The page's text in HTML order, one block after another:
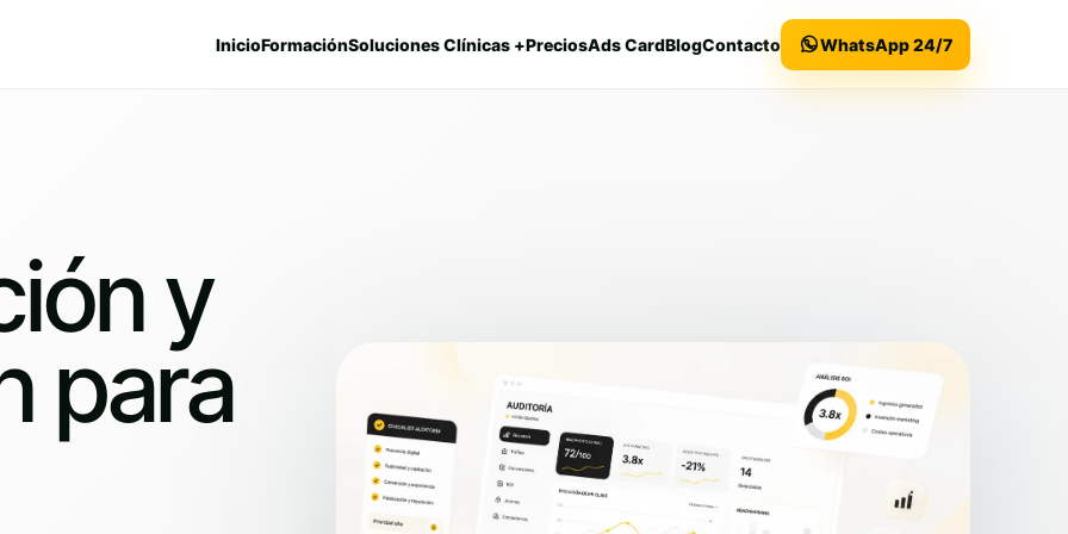
InicioFormaciónSoluciones Clínicas +PreciosAds CardBlogContacto WhatsApp 24/7
y
para